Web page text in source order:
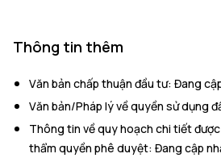
Thông tin thêm
Văn bản chấp thuận đầu tư: Đang
Văn bản/Pháp lý về quyền sử dụng
Thông tin về quy hoạch chi tiết
thẩm quyền phê duyệt: Đang cập